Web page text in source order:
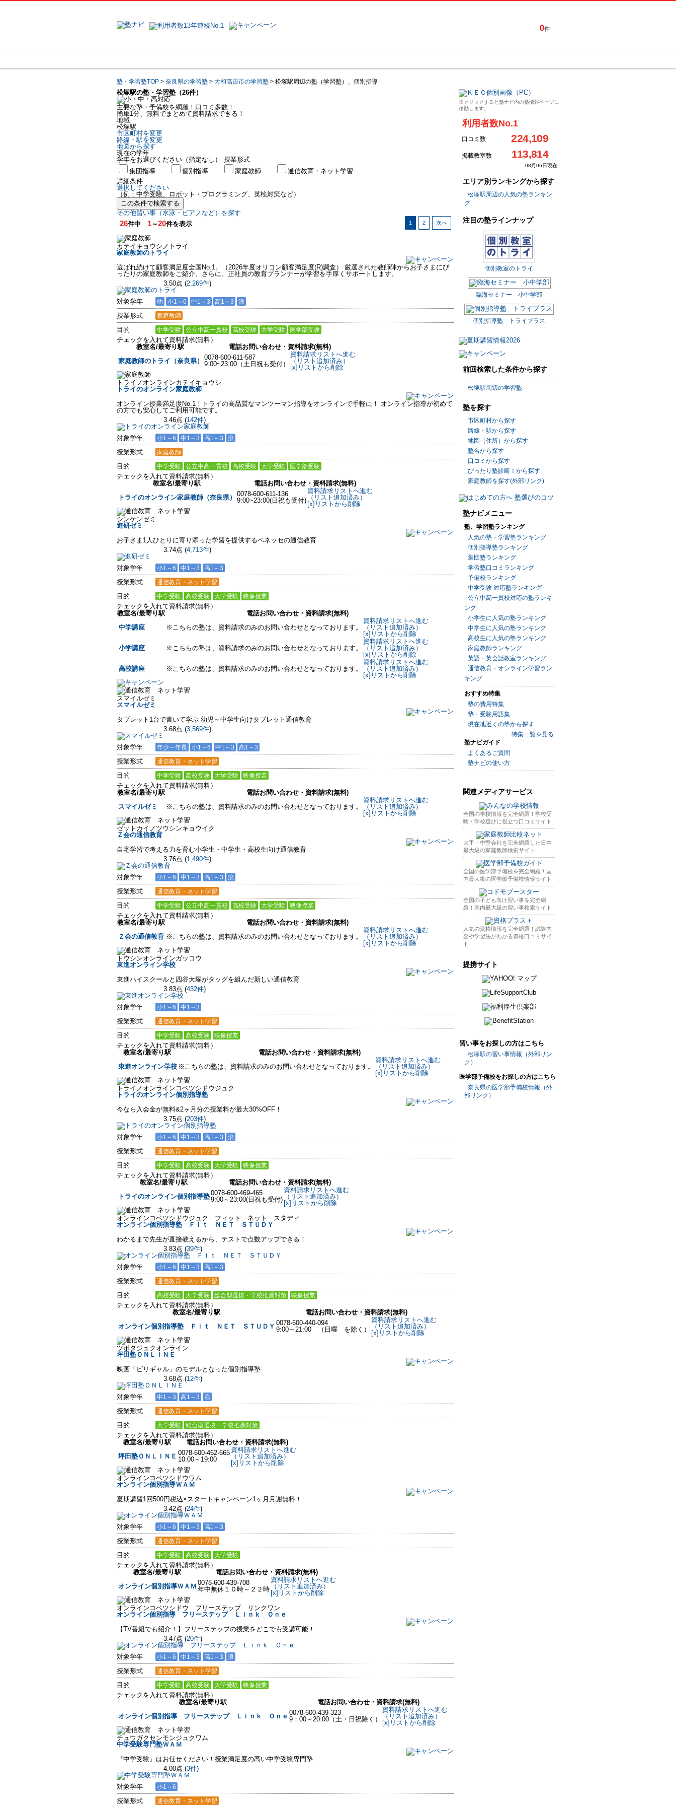
0件
塾・学習塾TOP > 奈良県の学習塾 > 大和高田市の学習塾 > 松塚駅周辺の塾（学習塾）、個別指導
松塚駅の塾・学習塾（26件）
主要な塾・予備校を網羅！口コミ多数！
簡単1分、無料でまとめて資料請求できる！
地域
松塚駅
市区町村を変更
路線・駅を変更
地図から探す
現在の学年
学年をお選びください（指定なし）
授業形式
集団指導
個別指導 家庭教師
通信教育・ネット学習
詳細条件
選択してください
（例：中学受験、ロボット・プログラミング、英検対策など）
この条件で検索する
その他習い事（水泳・ピアノなど）を探す
26件中 1～20件を表示 1 2 次へ
カテイキョウシノトライ
家庭教師のトライ
選ばれ続けて顧客満足度全国No.1。（2026年度オリコン顧客満足度(R)調査） 厳選された教師陣からお子さまにぴ
ったりの家庭教師をご紹介。さらに、正社員の教育プランナーが学習を手厚くサポートします。
3.50点 (2,269件)
対象学年 幼 小1～6 中1～3 高1～3 浪
授業形式 家庭教師
目的 中学受験 公立中高一貫校 高校受験 大学受験 医学部受験
チェックを入れて資料請求(無料）
教室名/最寄り駅
電話お問い合わせ・資料請求(無料)
家庭教師のトライ（奈良県）
0078-600-611-587
9:00~23:00（土日祝も受付）
資料請求リストへ進む
（リスト追加済み）
[x]リストから削除
トライノオンラインカテイキョウシ
トライのオンライン家庭教師
オンライン授業満足度No.1！トライの高品質なマンツーマン指導をオンラインで手軽に！ オンライン指導が初めて
の方でも安心してご利用可能です。
3.46点 (142件)
対象学年 小1～6 中1～3 高1～3 浪
授業形式 家庭教師
目的 中学受験 公立中高一貫校 高校受験 大学受験 医学部受験
チェックを入れて資料請求(無料）
教室名/最寄り駅
電話お問い合わせ・資料請求(無料)
トライのオンライン家庭教師（奈良県）
0078-600-611-136
9:00~23:00(日祝も受付)
資料請求リストへ進む
（リスト追加済み）
[x]リストから削除
シンケンゼミ
進研ゼミ
お子さま1人ひとりに寄り添った学習を提供するベネッセの通信教育
3.74点 (4,713件)
対象学年 小1～6 中1～3 高1～3
授業形式 通信教育・ネット学習
目的 中学受験 高校受験 大学受験 映像授業
チェックを入れて資料請求(無料）
教室名/最寄り駅
電話お問い合わせ・資料請求(無料)
中学講座
※こちらの塾は、資料請求のみのお問い合わせとなっております。
資料請求リストへ進む
（リスト追加済み）
[x]リストから削除
小学講座
※こちらの塾は、資料請求のみのお問い合わせとなっております。
資料請求リストへ進む
（リスト追加済み）
[x]リストから削除
高校講座
※こちらの塾は、資料請求のみのお問い合わせとなっております。
資料請求リストへ進む
（リスト追加済み）
[x]リストから削除
スマイルゼミ
スマイルゼミ
タブレット1台で書いて学ぶ 幼児～中学生向けタブレット通信教育
3.68点 (3,569件)
対象学年 年少～年長 小1～6 中1～3 高1～3
授業形式 通信教育・ネット学習
目的 中学受験 高校受験 大学受験 映像授業
チェックを入れて資料請求(無料）
教室名/最寄り駅
電話お問い合わせ・資料請求(無料)
スマイルゼミ
※こちらの塾は、資料請求のみのお問い合わせとなっております。
資料請求リストへ進む
（リスト追加済み）
[x]リストから削除
ゼットカイノツウシンキョウイク
Ｚ会の通信教育
自宅学習で考える力を育む小学生・中学生・高校生向け通信教育
3.76点 (1,490件)
対象学年 小1～6 中1～3 高1～3 浪
授業形式 通信教育・ネット学習
目的 中学受験 公立中高一貫校 高校受験 大学受験 映像授業
チェックを入れて資料請求(無料）
教室名/最寄り駅
電話お問い合わせ・資料請求(無料)
Ｚ会の通信教育 ※こちらの塾は、資料請求のみのお問い合わせとなっております。
資料請求リストへ進む
（リスト追加済み）
[x]リストから削除
トウシンオンラインガッコウ
東進オンライン学校
東進ハイスクールと四谷大塚がタッグを組んだ新しい通信教育
3.83点 (432件)
対象学年 小1～6 中1～3
授業形式 通信教育・ネット学習
目的 中学受験 高校受験 映像授業
チェックを入れて資料請求(無料）
教室名/最寄り駅
電話お問い合わせ・資料請求(無料)
東進オンライン学校 ※こちらの塾は、資料請求のみのお問い合わせとなっております。
資料請求リストへ進む
（リスト追加済み）
[x]リストから削除
トライノオンラインコベツシドウジュク
トライのオンライン個別指導塾
今なら入会金が無料&2ヶ月分の授業料が最大30%OFF！
3.75点 (203件)
対象学年 小1～6 中1～3 高1～3 浪
授業形式 通信教育・ネット学習
目的 中学受験 高校受験 大学受験 映像授業
チェックを入れて資料請求(無料）
教室名/最寄り駅
電話お問い合わせ・資料請求(無料)
トライのオンライン個別指導塾0078-600-469-465
9:00～23:00(日祝も受付)
資料請求リストへ進む
（リスト追加済み）
[x]リストから削除
オンラインコベツシドウジュク フィット ネット スタディ
オンライン個別指導塾 Ｆｉｔ ＮＥＴ ＳＴＵＤＹ
わかるまで先生が直接教えるから、テストで点数アップできる！
3.83点 (39件)
対象学年 小1～6 中1～3 高1～3
授業形式 通信教育・ネット学習
目的 高校受験 大学受験 総合型選抜・学校推薦対策 映像授業
チェックを入れて資料請求(無料）
教室名/最寄り駅
電話お問い合わせ・資料請求(無料)
オンライン個別指導塾 Ｆｉｔ ＮＥＴ ＳＴＵＤＹ 0078-600-440-094
9:00～21:00 （日曜 を除く）
資料請求リストへ進む
（リスト追加済み）
[x]リストから削除
ツボタジュクオンライン
坪田塾ＯＮＬＩＮＥ
映画「ビリギャル」のモデルとなった個別指導塾
3.68点 (12件)
対象学年 中1～3 高1～3 浪
授業形式 通信教育・ネット学習
目的 大学受験 総合型選抜・学校推薦対策
チェックを入れて資料請求(無料）
教室名/最寄り駅
電話お問い合わせ・資料請求(無料)
坪田塾ＯＮＬＩＮＥ 0078-600-462-665
10:00～19:00
資料請求リストへ進む
（リスト追加済み）
[x]リストから削除
オンラインコベツシドウワム
オンライン個別指導ＷＡＭ
夏期講習1回500円税込×スタートキャンペーン1ヶ月月謝無料！
3.42点 (24件)
対象学年 小1～6 中1～3 高1～3
授業形式 通信教育・ネット学習
目的 中学受験 高校受験 大学受験
チェックを入れて資料請求(無料）
教室名/最寄り駅
電話お問い合わせ・資料請求(無料)
オンライン個別指導ＷＡＭ 0078-600-439-708
年中無休１０時～２２時
資料請求リストへ進む
（リスト追加済み）
[x]リストから削除
オンラインコベツシドウ フリーステップ リンクワン
オンライン個別指導 フリーステップ Ｌｉｎｋ Ｏｎｅ
【TV番組でも紹介！】フリーステップの授業をどこでも受講可能！
3.47点 (20件)
対象学年 小1～6 中1～3 高1～3 浪
授業形式 通信教育・ネット学習
目的 中学受験 高校受験 大学受験 映像授業
チェックを入れて資料請求(無料）
教室名/最寄り駅
電話お問い合わせ・資料請求(無料)
オンライン個別指導 フリーステップ Ｌｉｎｋ Ｏｎｅ 0078-600-439-323
9：00～20:00（土・日祝除く）
資料請求リストへ進む
（リスト追加済み）
[x]リストから削除
チュウガクセンモンジュクワム
中学受験専門塾ＷＡＭ
『中学受験』はお任せください！授業満足度の高い中学受験専門塾
4.00点 (3件)
対象学年 小1～6
授業形式 通信教育・ネット学習
※クリックすると塾ナビ内の塾情報ページに
移動します。
利用者数No.1
口コミ数 224,109
掲載教室数 113,814
08月06日現在
エリア別ランキングから探す
松塚駅周辺の人気の塾ランキン
グ
注目の塾ラインナップ
個別教室のトライ
臨海セミナー 小中学部
個別指導塾 トライプラス
前回検索した条件から探す
松塚駅周辺の学習塾
塾を探す
市区町村から探す
路線・駅から探す
地図（住所）から探す
塾名から探す
口コミから探す
ぴったり塾診断！から探す
家庭教師を探す(外部リンク)
塾ナビメニュー
塾、学習塾ランキング
人気の塾・学習塾ランキング
個別指導塾ランキング
集団塾ランキング
学習塾口コミランキング
予備校ランキング
中学受験 対応塾ランキング
公立中高一貫校対応の塾ランキ
ング
小学生に人気の塾ランキング
中学生に人気の塾ランキング
高校生に人気の塾ランキング
家庭教師ランキング
英語・英会話教室ランキング
通信教育・オンライン学習ラン
キング
おすすめ特集
塾の費用特集
塾・受験用語集
現在地近くの塾から探す
特集一覧を見る
塾ナビガイド
よくあるご質問
塾ナビの使い方
関連メディアサービス
全国の学校情報を完全網羅！学校受
験・学校選びに役立つ口コミサイト
大手・中堅会社を完全網羅した日本
最大級の家庭教師検索サイト
全国の医学部予備校を完全網羅！国
内最大級の医学部予備校情報サイト
全国の子ども向け習い事を完全網
羅！国内最大級の習い事検索サイト
人気の資格情報を完全網羅！試験内
容や学習法がわかる資格口コミサイ
ト
提携サイト
習い事をお探しの方はこちら
松塚駅の習い事情報（外部リン
ク）
医学部予備校をお探しの方はこちら
奈良県の医学部予備校情報（外
部リンク）